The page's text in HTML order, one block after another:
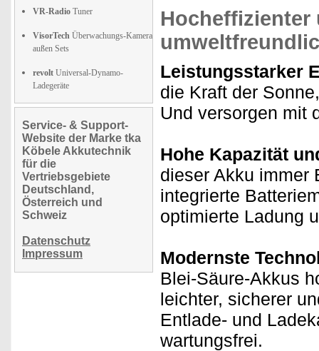
VR-Radio Tuner
VisorTech Überwachungs-Kamera
außen Sets
revolt Universal-Dynamo-
Ladegeräte
Service- & Support-
Website der Marke tka
Köbele Akkutechnik
für die
Vertriebsgebiete
Deutschland,
Österreich und
Schweiz
Datenschutz
Impressum
Hocheffizienter
Leistungsstarker
die Kraft der
Und versorgen mit
Hohe Kapazität
dieser Akku immer
integrierte
optimierte Ladung
Modernste
Blei-Säure-Akkus
leichter, sicherer
Entlade- und
wartungsfrei.